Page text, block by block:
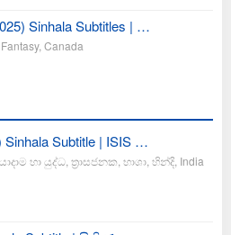
Sinhala Subtitles | …
Fantasy, Canada
Sinhala Subtitle | ISIS …
හා යුද්ධ ත්‍රාසජනක භාශා හින්දි India